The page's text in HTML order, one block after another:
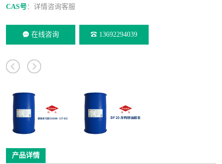
CAS号：详情咨询客服
在线咨询 13692294039
产品详情